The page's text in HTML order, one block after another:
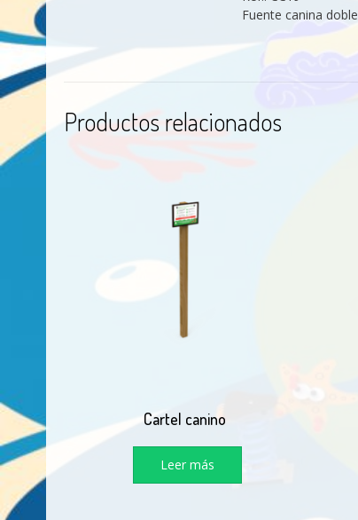
Fuente canina doble
Productos relacionados
Cartel canino
Leer más